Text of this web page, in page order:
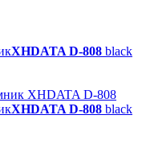
XHDATA D-808 black
XHDATA D-808 black